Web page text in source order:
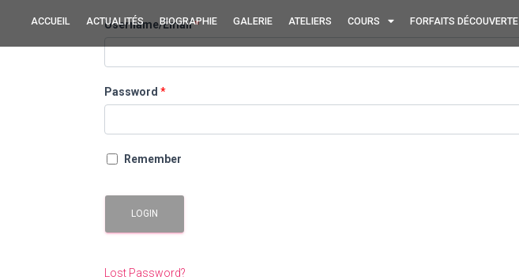
ACCUEIL ACTUALITÉS BIOGRAPHIE GALERIE ATELIERS COURS FORFAITS DÉCOUVERTE
Username/Email*
Password *
Remember
LOGIN
Lost Password?